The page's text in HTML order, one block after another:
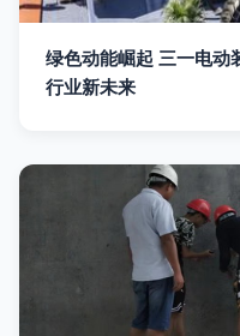
绿色动能崛起 三一电动
行业新未来